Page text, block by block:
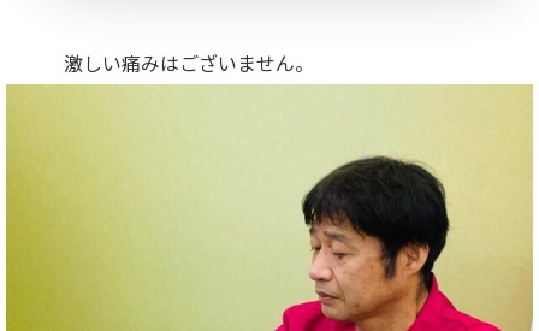
激しい痛みはございません。